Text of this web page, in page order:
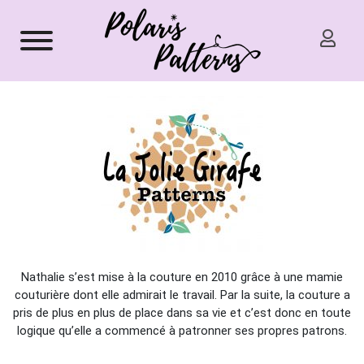
Nathalie s’est mise à la couture en 2010 grâce à une mamie
couturière dont elle admirait le travail. Par la suite, la couture a
pris de plus en plus de place dans sa vie et c’est donc en toute
logique qu’elle a commencé à patronner ses propres patrons.